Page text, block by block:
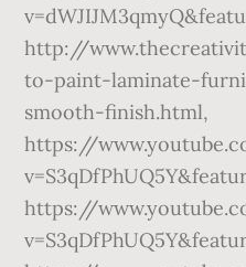
http://
to-paint-laminate-
smooth-finish.html,
https://
https://